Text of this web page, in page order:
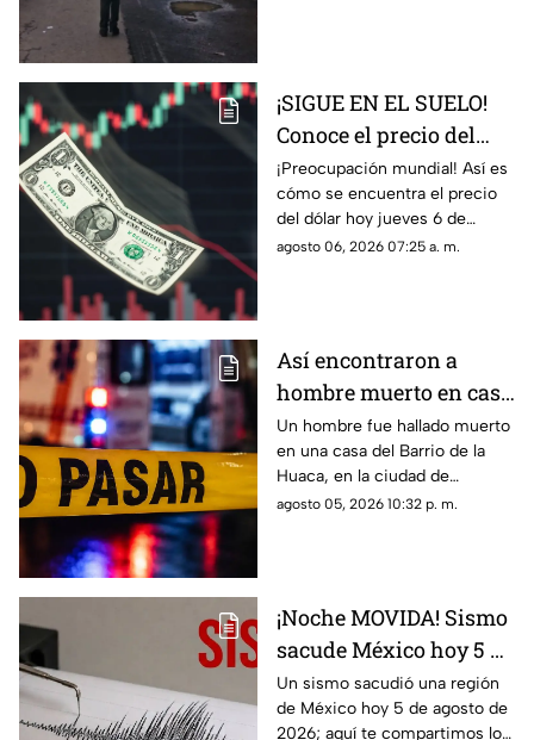
¡SIGUE EN EL SUELO!
Conoce el precio del
dólar hoy 6 de agosto
2026 en Veracruz
¡Preocupación mundial! Así es
cómo se encuentra el precio
del dólar hoy jueves 6 de
agosto del 2026 en bancos de
agosto 06, 2026 07:25 a. m.
Así encontraron a
hombre muerto en casa
del Barrio de la Huaca,
en Veracruz
Un hombre fue hallado muerto
en una casa del Barrio de la
Huaca, en la ciudad de
Veracruz, por lo que la zona
agosto 05, 2026 10:32 p. m.
¡Noche MOVIDA! Sismo
sacude México hoy 5 de
agosto de 2026 ¿Cuál
fue la magnitud?
Un sismo sacudió una región
de México hoy 5 de agosto de
2026; aquí te compartimos los